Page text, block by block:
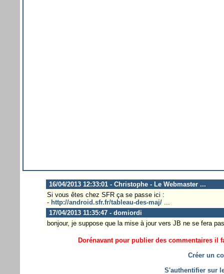
16/04/2013 12:33:01 - Christophe - Le Webmaster ...
Si vous êtes chez SFR ça se passe ici :
- http://android.sfr.fr/tableau-des-maj/...
17/04/2013 11:35:47 - domiordi
bonjour, je suppose que la mise à jour vers JB ne se fera
Dorénavant pour publier des commentaires il
Créer un
S'authentifier sur